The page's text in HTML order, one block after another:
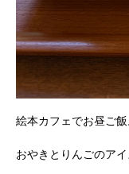
絵本カフェでお昼ご飯
おやきとりんごのア